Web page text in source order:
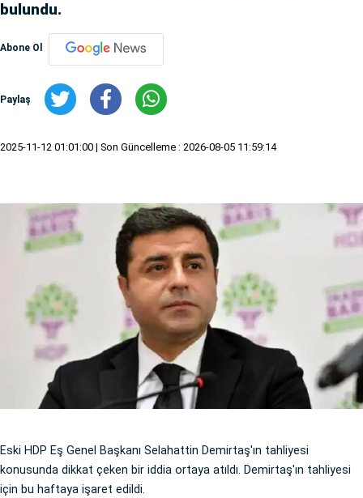
bulundu.
Abone Ol
Paylaş
2025-11-12 01:01:00 | Son Güncelleme : 2026-08-05 11:59:14
Eski HDP Eş Genel Başkanı Selahattin Demirtaş'ın tahliyesi
konusunda dikkat çeken bir iddia ortaya atıldı. Demirtaş'ın tahliyesi
için bu haftaya işaret edildi.